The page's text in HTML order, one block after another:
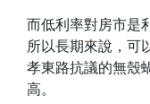
而低利率對房市是
所以長期來說，可
孝東路抗議的無殼
高。